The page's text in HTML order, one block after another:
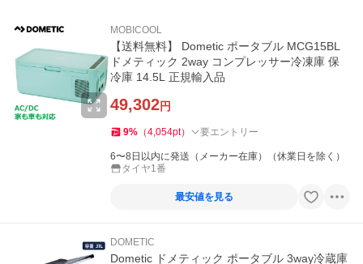
MOBICOOL
【送料無料】 Dometic ポータブル MCG15BL
ドメティック 2way コンプレッサー冷凍庫 保
冷庫 14.5L 正規輸入品
49,302円
9% （4,054pt） 要エントリー
6〜8日以内に発送（メーカー在庫）（休業日を除く）
タイヤ1番
最安値を見る
DOMETIC
Dometic ドメティック ポータブル 3way冷蔵庫